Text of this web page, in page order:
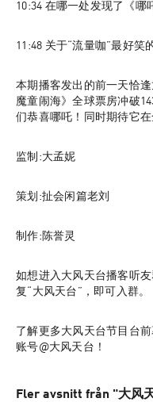
10:34 在哪一处发现了《哪
11:48 关于“流量咖”最好笑
本期播客发出的前一天恰
魔童闹海》全球票房冲破
们恭喜哪吒！同时期待它
监制:大孟妮
策划:扯会闲篇老刘
制作:陈誉灵
如想进入大风天台播客听
复“大风天台”，即可入群。
了解更多大风天台节目台
账号@大风天台！
Fler avsnitt från "大风